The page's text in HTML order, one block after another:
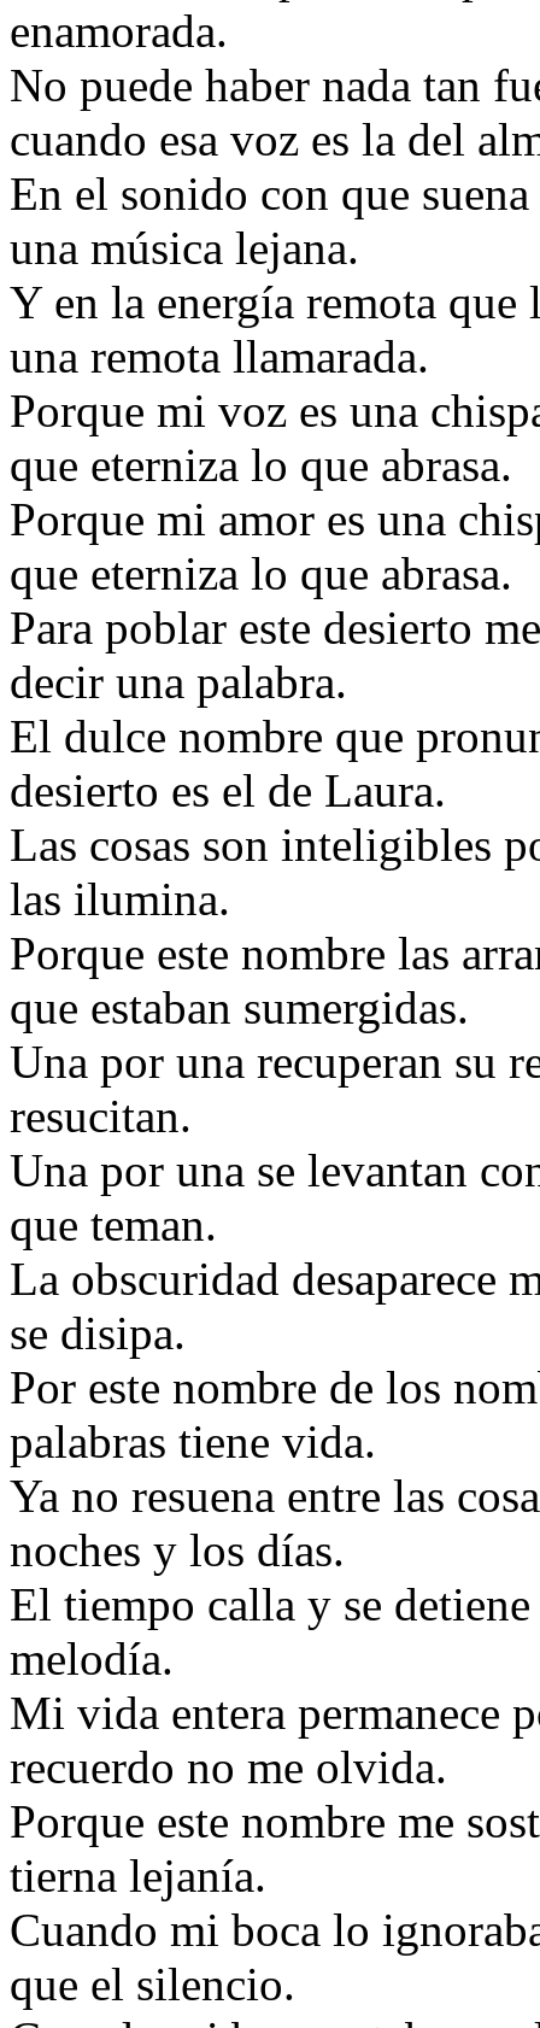
enamorada.
No puede haber nada tan
cuando esa voz es la del
En el sonido con que
una música lejana.
Y en la energía remota
una remota llamarada.
Porque mi voz es una
que eterniza lo que abrasa.
Porque mi amor es una
que eterniza lo que abrasa.
Para poblar este desierto
decir una palabra.
El dulce nombre que
desierto es el de Laura.
Las cosas son inteligibles
las ilumina.
Porque este nombre las
que estaban sumergidas.
Una por una recuperan su
resucitan.
Una por una se levantan
que teman.
La obscuridad desaparece
se disipa.
Por este nombre de los
palabras tiene vida.
Ya no resuena entre las
noches y los días.
El tiempo calla y se detiene
melodía.
Mi vida entera permanece
recuerdo no me olvida.
Porque este nombre me
tierna lejanía.
Cuando mi boca lo
que el silencio.